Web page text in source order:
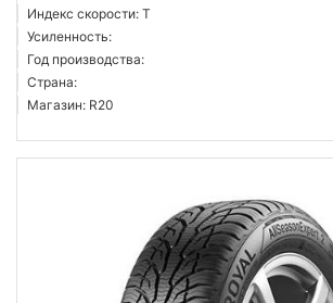
Индекс скорости: T
Усиленность:
Год производства:
Страна:
Магазин: R20